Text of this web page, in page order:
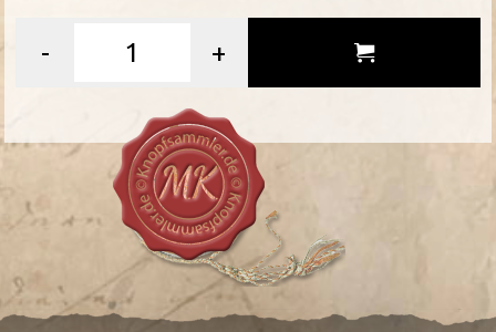
- +